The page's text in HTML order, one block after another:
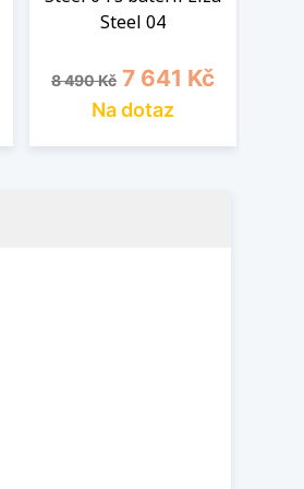
Steel 04
Běžná cena
8 490 Kč Cena
7 641 Kč
Na dotaz